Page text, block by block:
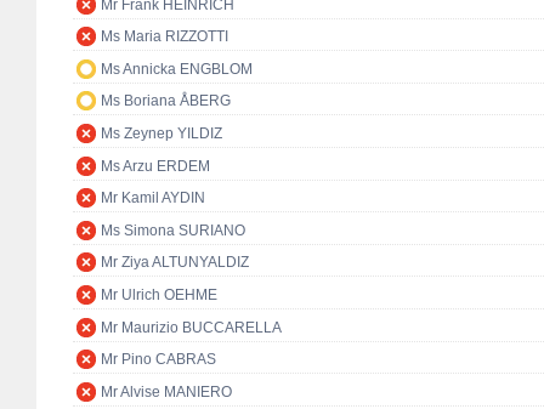
Mr Frank HEINRICH
Ms Maria RIZZOTTI
Ms Annicka ENGBLOM
Ms Boriana ÅBERG
Ms Zeynep YILDIZ
Ms Arzu ERDEM
Mr Kamil AYDIN
Ms Simona SURIANO
Mr Ziya ALTUNYALDIZ
Mr Ulrich OEHME
Mr Maurizio BUCCARELLA
Mr Pino CABRAS
Mr Alvise MANIERO